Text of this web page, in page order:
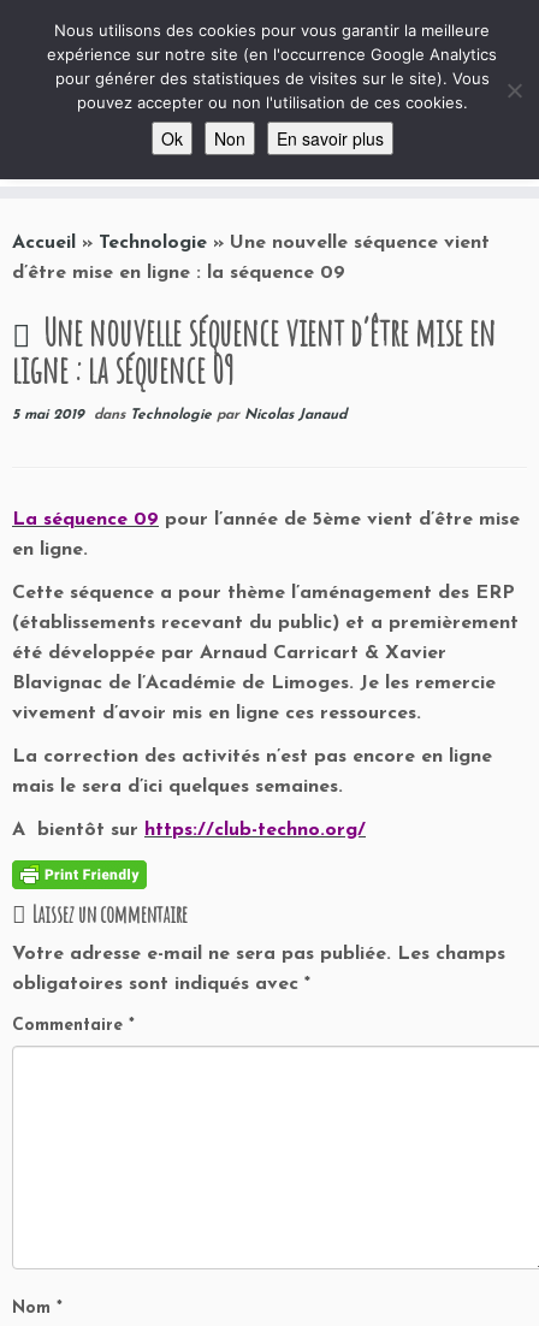
au
contenu
Le Club de Techno
Site autour de la Technologie au collège, avec quelques archives ciné et projets …
Accueil » Technologie » Une nouvelle séquence vient
d’être mise en ligne : la séquence 09
Une nouvelle séquence vient d’être mise en
ligne : la séquence 09
5 mai 2019dans Technologie par Nicolas Janaud
La séquence 09 pour l’année de 5ème vient d’être mise
en ligne.
Cette séquence a pour thème l’aménagement des ERP
(établissements recevant du public) et a premièrement
été développée par Arnaud Carricart & Xavier
Blavignac de l’Académie de Limoges. Je les remercie
vivement d’avoir mis en ligne ces ressources.
La correction des activités n’est pas encore en ligne
mais le sera d’ici quelques semaines.
A bientôt sur https://club-techno.org/
Laissez un commentaire
Votre adresse e-mail ne sera pas publiée. Les champs
obligatoires sont indiqués avec *
Commentaire *
Nom *
Nous utilisons des cookies pour vous garantir la meilleure
expérience sur notre site (en l'occurrence Google Analytics
pour générer des statistiques de visites sur le site). Vous
pouvez accepter ou non l'utilisation de ces cookies.
Ok Non En savoir plus